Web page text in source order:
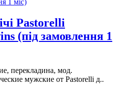
Pastorelli
(під замовлення 1
перекладина, мод.
мужские от Pastorelli д..